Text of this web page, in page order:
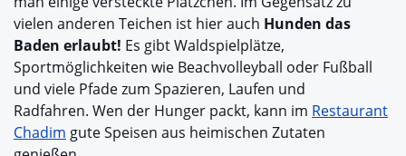
vielen anderen Teichen ist hier auch Hunden das
Baden erlaubt! Es gibt Waldspielplätze,
Sportmöglichkeiten wie Beachvolleyball oder Fußball
und viele Pfade zum Spazieren, Laufen und
Radfahren. Wen der Hunger packt, kann im Restaurant
Chadim gute Speisen aus heimischen Zutaten